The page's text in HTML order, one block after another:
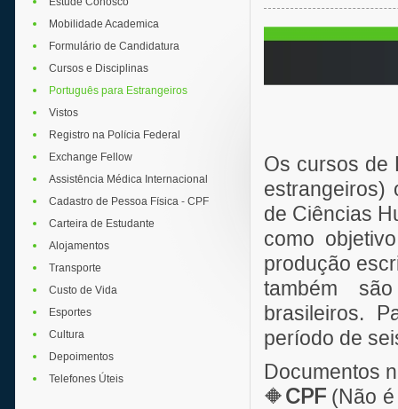
Mobilidade Academica
Formulário de Candidatura
Cursos e Disciplinas
Português para Estrangeiros
Vistos
Registro na Polícia Federal
Exchange Fellow
Assistência Médica Internacional
Cadastro de Pessoa Física - CPF
Carteira de Estudante
Alojamentos
Transporte
Custo de Vida
Esportes
Cultura
Depoimentos
Telefones Úteis
Os cursos de
de Ciências
como
produção
também
brasileiros.
período de
Documentos
🔶 CPF(Não é